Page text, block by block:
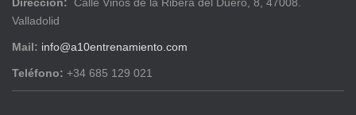
Valladolid
Mail: info@a10entrenamiento.com
Teléfono: +34 685 129 021